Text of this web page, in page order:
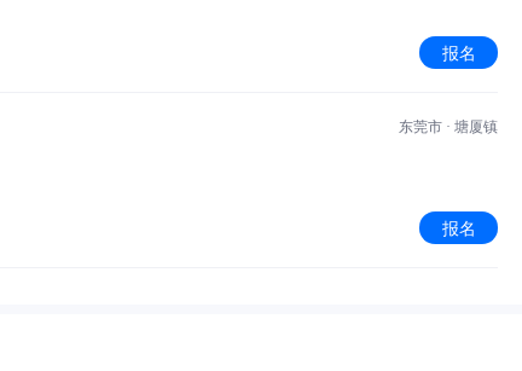
报名
东莞市 · 塘厦镇
报名